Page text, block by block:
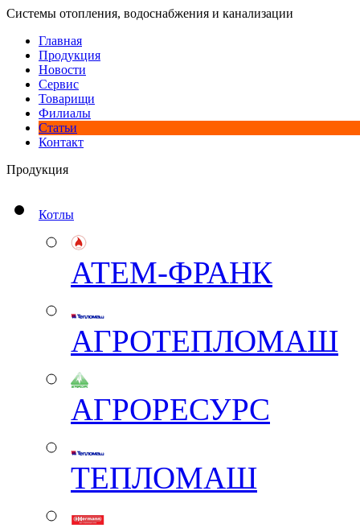
Системы отопления, водоснабжения и канализации
Главная
Продукция
Новости
Сервис
Товарищи
Филиалы
Статьи
Контакт
Продукция
Котлы
АТЕМ-ФРАНК
АГРОТЕПЛОМАШ
АГРОРЕСУРС
ТЕПЛОМАШ